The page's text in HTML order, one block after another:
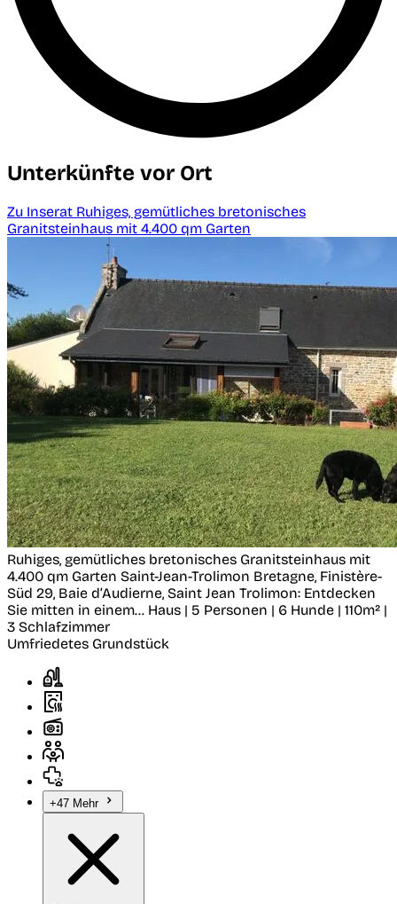
Unterkünfte vor Ort
Zu Inserat Ruhiges, gemütliches bretonisches
Granitsteinhaus mit 4.400 qm Garten
Ruhiges, gemütliches bretonisches Granitsteinhaus mit
4.400 qm Garten Saint-Jean-Trolimon Bretagne, Finistère-
Süd 29, Baie d’Audierne, Saint Jean Trolimon: Entdecken
Sie mitten in einem... Haus | 5 Personen | 6 Hunde | 110m² |
3 Schlafzimmer
Umfriedetes Grundstück
+47 Mehr